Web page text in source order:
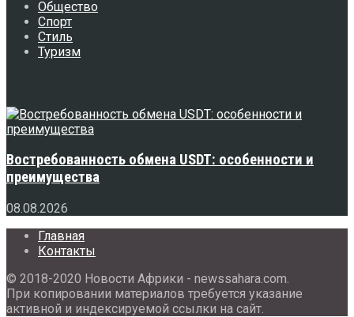
Общество
Спорт
Стиль
Туризм
Востребованность обмена USDT: особенности и
преимущества
08.08.2026
Главная
Контакты
© 2018-2020 Новости Африки - newssahara.com.
При копировании материалов требуется указание
активной и индексируемой ссылки на сайт.